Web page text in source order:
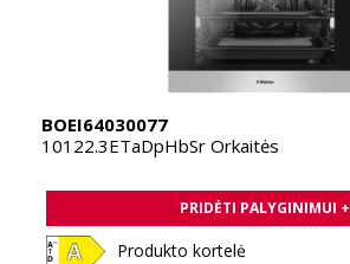
BOEI64030077
10122.3ETaDpHbSr Orkaitės
PRIDĖTI PALYGINIMUI +
Produkto kortelė